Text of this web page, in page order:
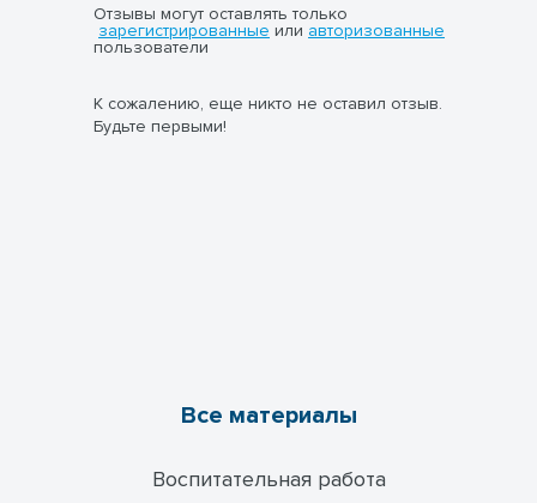
Отзывы могут оставлять только
зарегистрированные или авторизованные
пользователи
К сожалению, еще никто не оставил отзыв.
Будьте первыми!
Все материалы
Воспитательная работа